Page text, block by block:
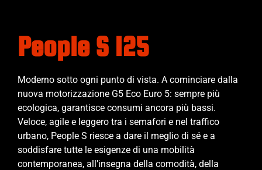
People S 125
Moderno sotto ogni punto di vista. A cominciare dalla
nuova motorizzazione G5 Eco Euro 5: sempre più
ecologica, garantisce consumi ancora più bassi.
Veloce, agile e leggero tra i semafori e nel traffico
urbano, People S riesce a dare il meglio di sé e a
soddisfare tutte le esigenze di una mobilità
contemporanea, all’insegna della comodità, della